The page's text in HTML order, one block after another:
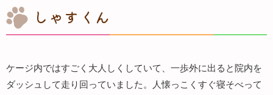
しゃすくん
ケージ内ではすごく大人しくしていて、一歩外に出ると院内を
ダッシュして走り回っていました。人懐っこくすぐ寝そべって